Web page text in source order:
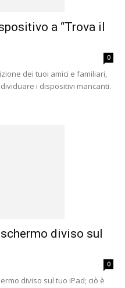
a “Trova il
0
dei tuoi amici e familiari,
i dispositivi mancanti.
diviso sul
0
diviso sul tuo iPad; ciò è